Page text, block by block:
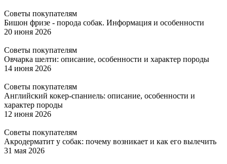
Советы покупателям
Бишон фризе - порода собак. Информация и особенности
20 июня 2026
Советы покупателям
Овчарка шелти: описание, особенности и характер породы
14 июня 2026
Советы покупателям
Английский кокер-спаниель: описание, особенности и
характер породы
12 июня 2026
Советы покупателям
Акродерматит у собак: почему возникает и как его вылечить
31 мая 2026